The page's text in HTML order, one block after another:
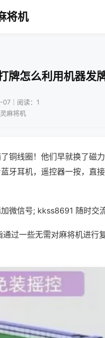
将机
牌怎么利用机器发
｜阅读：1
麻将机
铜线圈！他们早就换了磁
牙耳机，遥控器一按，直
微信号; kkss8691 随时交流
过一些无需对麻将机进行